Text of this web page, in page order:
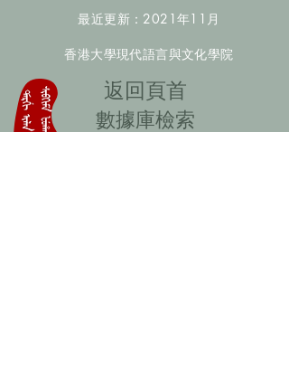
最近更新：2021年11月
香港大學現代語言與文化學院
​返回頁首
數據庫檢索